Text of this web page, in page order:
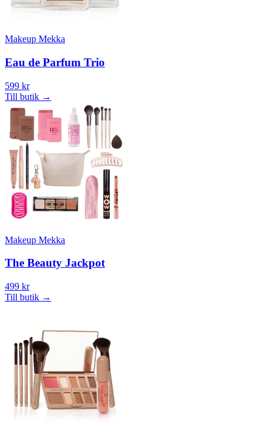
Makeup Mekka
Eau de Parfum Trio
599 kr
Till butik →
Makeup Mekka
The Beauty Jackpot
499 kr
Till butik →